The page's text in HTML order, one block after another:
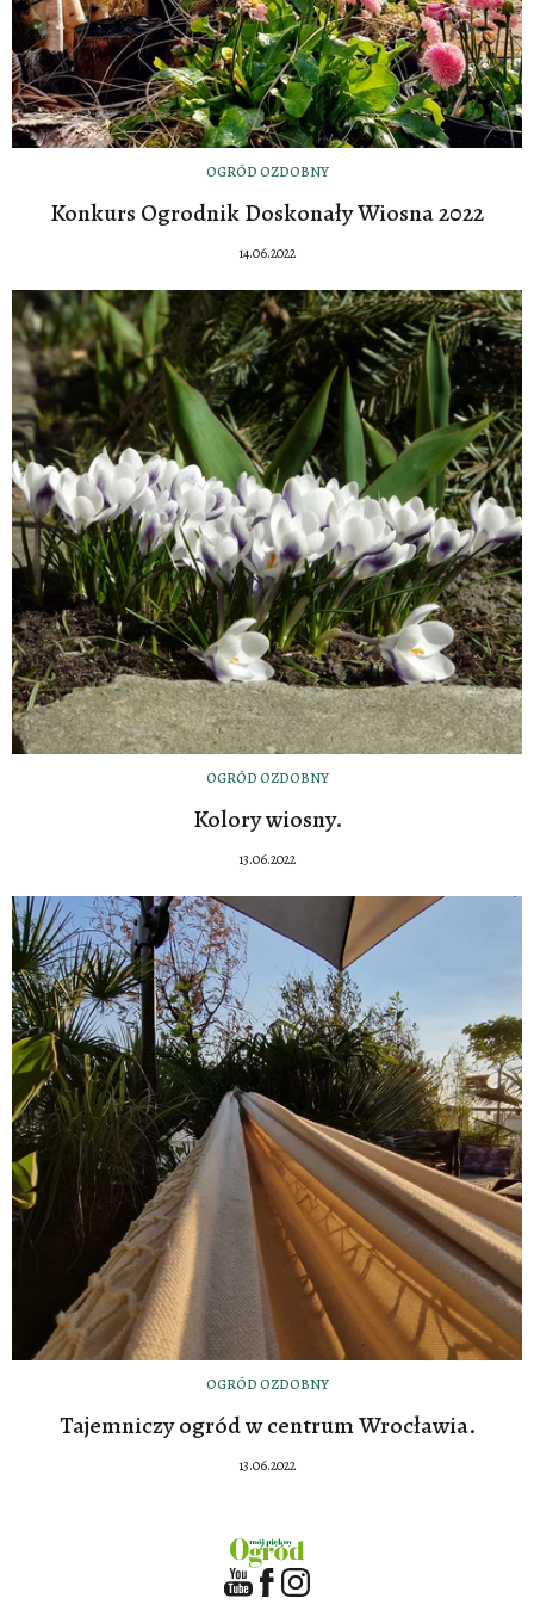
OGRÓD OZDOBNY
Konkurs Ogrodnik Doskonały Wiosna 2022
14.06.2022
OGRÓD OZDOBNY
Kolory wiosny.
13.06.2022
OGRÓD OZDOBNY
Tajemniczy ogród w centrum Wrocławia.
13.06.2022